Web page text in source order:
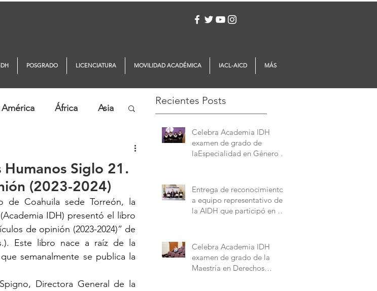
América África Asia
Siglo 21.
(2023-2024)
de Coahuila sede Torreón, la
IDH) presentó el libro
de opinión (2023-2024)” de
Este libro nace a raíz de la
semanalmente se publica la
Directora General de la
Recientes Posts
Celebra Academia IDH
examen de grado de
laEspecialidad en Género y
Entrega de reconocimientos
a equipo representativo de
la AIDH que participó en el
American University.
Celebra Academia IDH
examen de grado de la
Maestría en Derechos
POSGRADO LICENCIATURA MOVILIDAD ACADÉMICA IACL-AICD MÁS